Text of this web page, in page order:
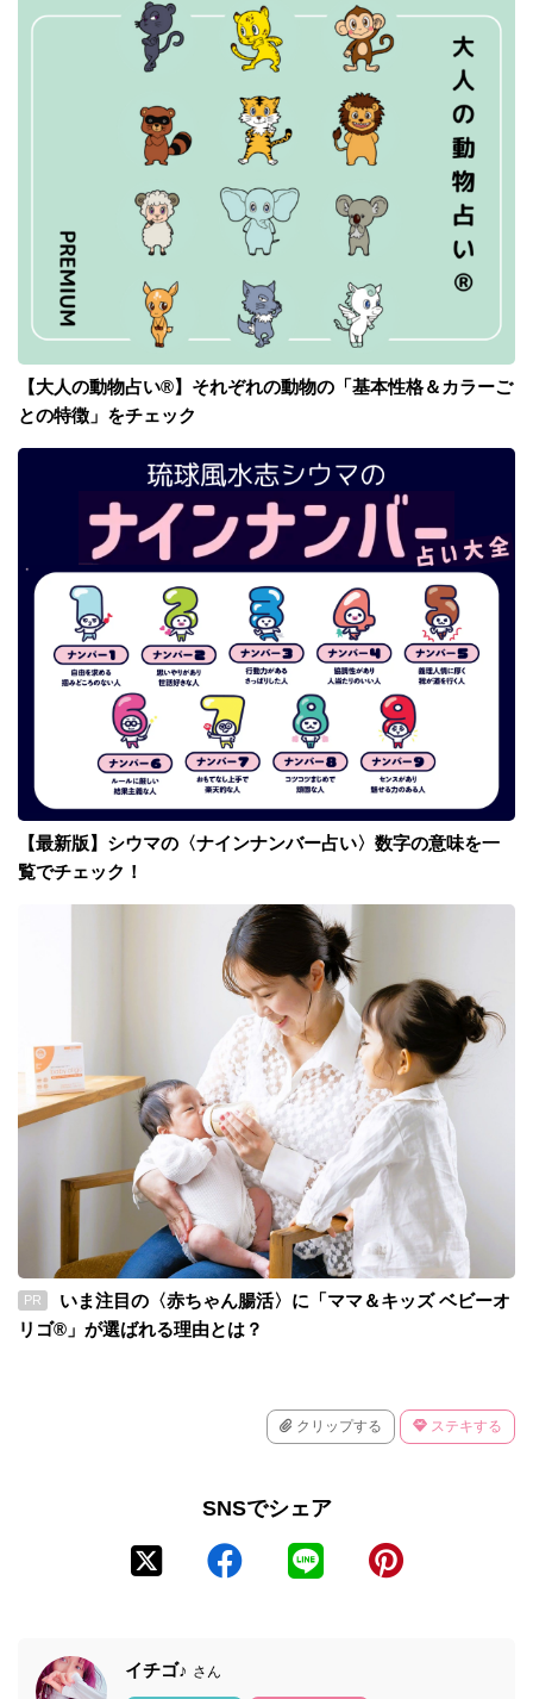
【大人の動物占い®】それぞれの動物の「基本性格＆カラーご
との特徴」をチェック
【最新版】シウマの〈ナインナンバー占い〉数字の意味を一
覧でチェック！
PR
いま注目の〈赤ちゃん腸活〉に「ママ＆キッズ ベビーオ
リゴ®」が選ばれる理由とは？
クリップする ステキする
SNSでシェア
イチゴ♪ さん